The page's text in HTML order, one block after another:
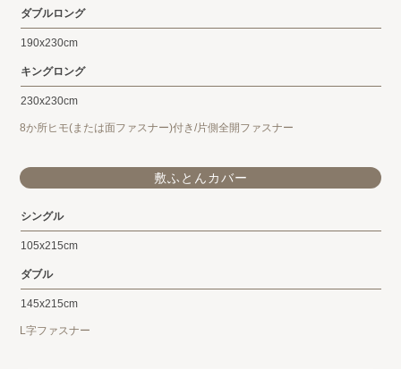
ダブルロング
190x230cm
キングロング
230x230cm
8か所ヒモ(または面ファスナー)付き/片側全開ファスナー
敷ふとんカバー
シングル
105x215cm
ダブル
145x215cm
L字ファスナー